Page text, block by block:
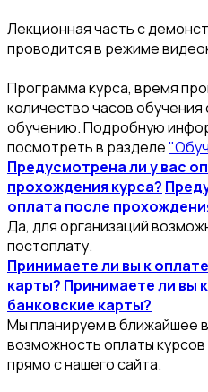
Лекционная часть с
проводится в режиме
Программа курса, время
количество часов
обучению. Подробную
посмотреть в разделе
Предусмотрена ли у вас
прохождения курса?
оплата после
Да, для организаций
постоплату.
Принимаете ли вы к
карты? Принимаете ли вы
банковские карты?
Мы планируем в ближайшее
возможность оплаты
прямо с нашего сайта.